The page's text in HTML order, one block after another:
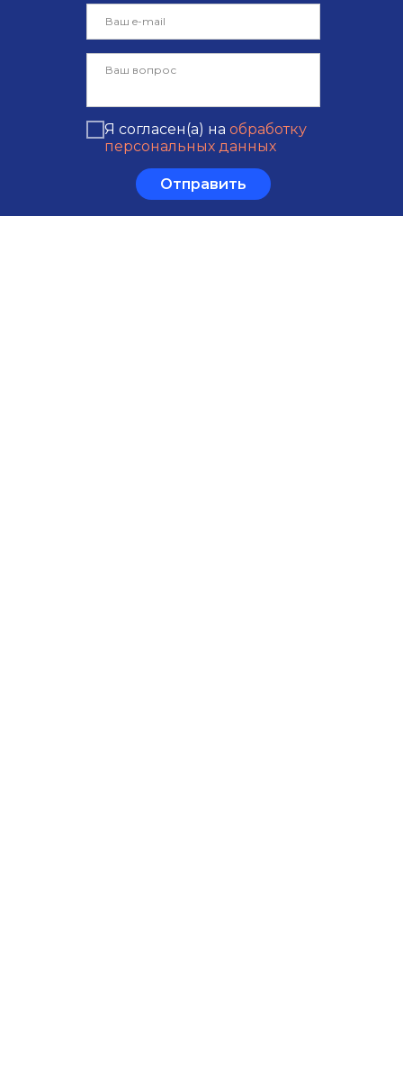
Я согласен(а) на обработку
персональных данных
Отправить